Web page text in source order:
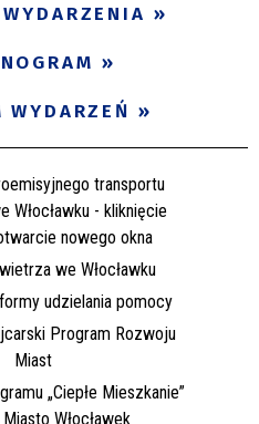
WYDARZEŃ